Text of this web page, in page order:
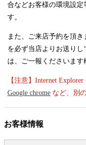
合などお客様の環境設定
す。
また、ご来店予約を頂
を必ず当店よりお送り
は、ご一報くださいます
【注意】Internet
Google chrome など、別
お客様情報